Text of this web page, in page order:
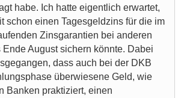
habe. Ich hatte eigentlich erwartet,
schon einen Tagesgeldzins für die im
Zinsgarantien bei anderen
August sichern könnte. Dabei
dass auch bei der DKB
überwiesene Geld, wie
Banken praktiziert, einen